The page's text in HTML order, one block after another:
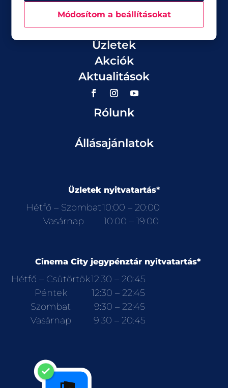
Üzletek
Akciók
Aktualitások
Rólunk
Állásajánlatok
Üzletek nyitvatartás*
Hétfő – Szombat10:00 – 20:00
Vasárnap
10:00 – 19:00
Cinema City jegypénztár nyitvatartás*
Hétfő – Csütörtök12:30 – 20:45
Péntek
12:30 – 22:45
Szombat
9:30 – 22:45
Vasárnap
9:30 – 20:45
Módosítom a beállításokat